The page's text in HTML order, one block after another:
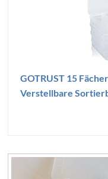
GOTRUST 15
Verstellbare